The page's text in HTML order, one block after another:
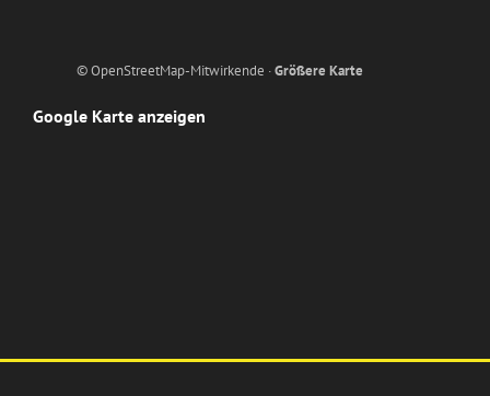
© OpenStreetMap-Mitwirkende ·Größere Karte
Google Karte anzeigen